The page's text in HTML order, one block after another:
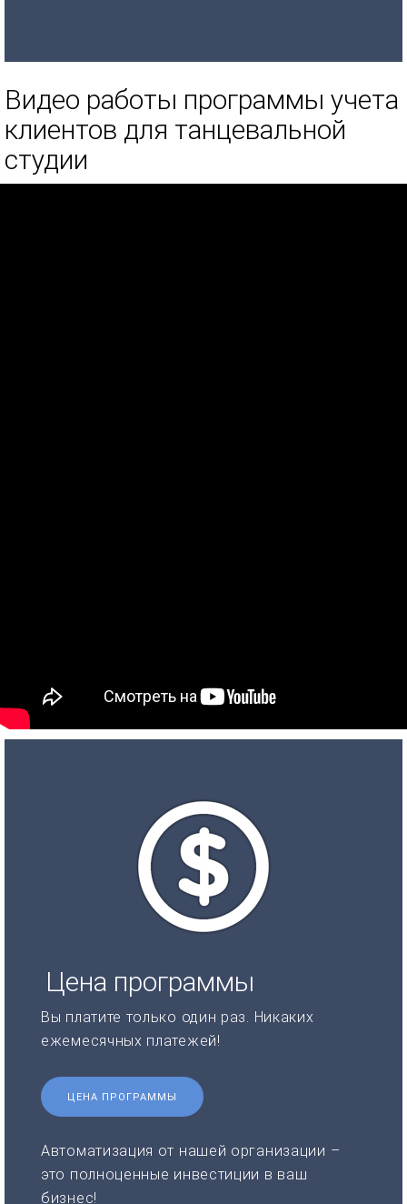
Видео работы программы учета
клиентов для танцевальной
студии
Цена программы
Вы платите только один раз. Никаких
ежемесячных платежей!
ЦЕНА ПРОГРАММЫ
Автоматизация от нашей организации –
это полноценные инвестиции в ваш
бизнес!